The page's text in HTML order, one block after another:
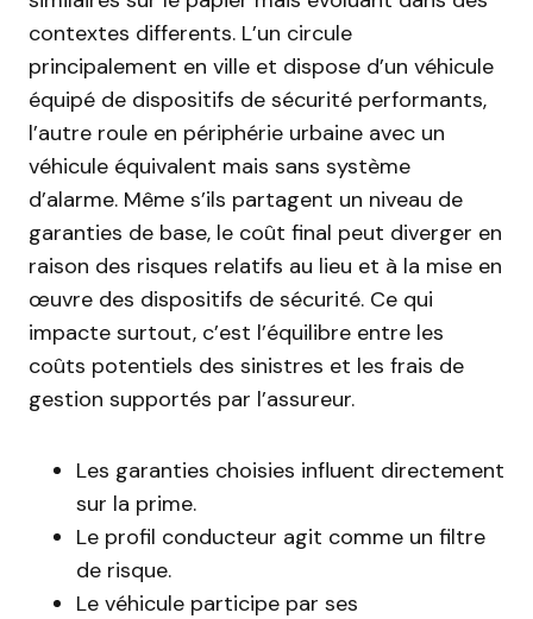
contextes differents. L’un circule
principalement en ville et dispose d’un véhicule
équipé de dispositifs de sécurité performants,
l’autre roule en périphérie urbaine avec un
véhicule équivalent mais sans système
d’alarme. Même s’ils partagent un niveau de
garanties de base, le coût final peut diverger en
raison des risques relatifs au lieu et à la mise en
œuvre des dispositifs de sécurité. Ce qui
impacte surtout, c’est l’équilibre entre les
coûts potentiels des sinistres et les frais de
gestion supportés par l’assureur.
Les garanties choisies influent directement
sur la prime.
Le profil conducteur agit comme un filtre
de risque.
Le véhicule participe par ses